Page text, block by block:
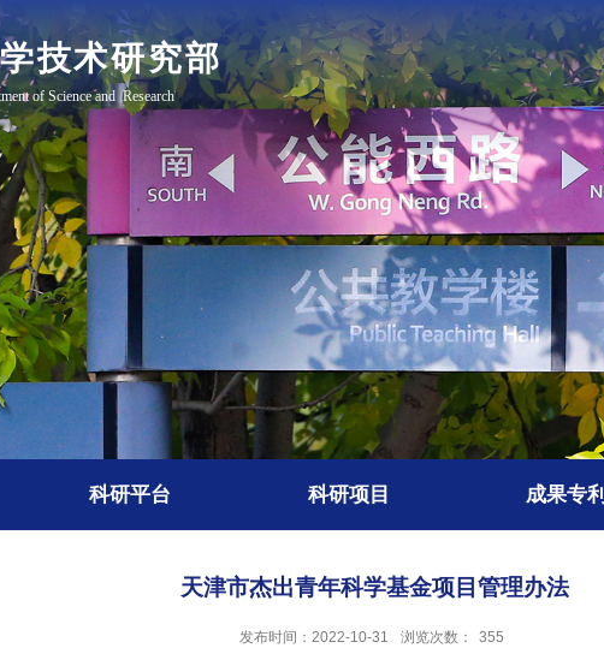
科研平台 科研项目 成果专利
天津市杰出青年科学基金项目管理办法
发布时间：2022-10-31 浏览次数： 355